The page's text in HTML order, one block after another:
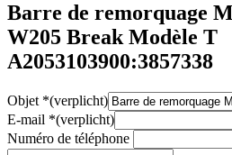
Barre de remorquage
W205 Break Modèle T
A2053103900:3857338
Objet *(verplicht)
E-mail *(verplicht)
Numéro de téléphone